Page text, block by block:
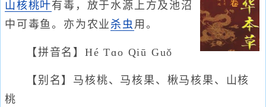
山核桃叶有毒，放于水源上方及池沼
中可毒鱼。亦为农业 杀虫 用。
【拼音名】Hé Tɑo Qiū Guǒ
【别名】马核桃、马核果、楸马核果、山核
桃